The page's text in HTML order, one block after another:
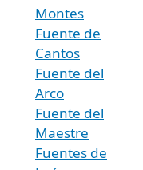
Montes
Fuente de
Cantos
Fuente del
Arco
Fuente del
Maestre
Fuentes de